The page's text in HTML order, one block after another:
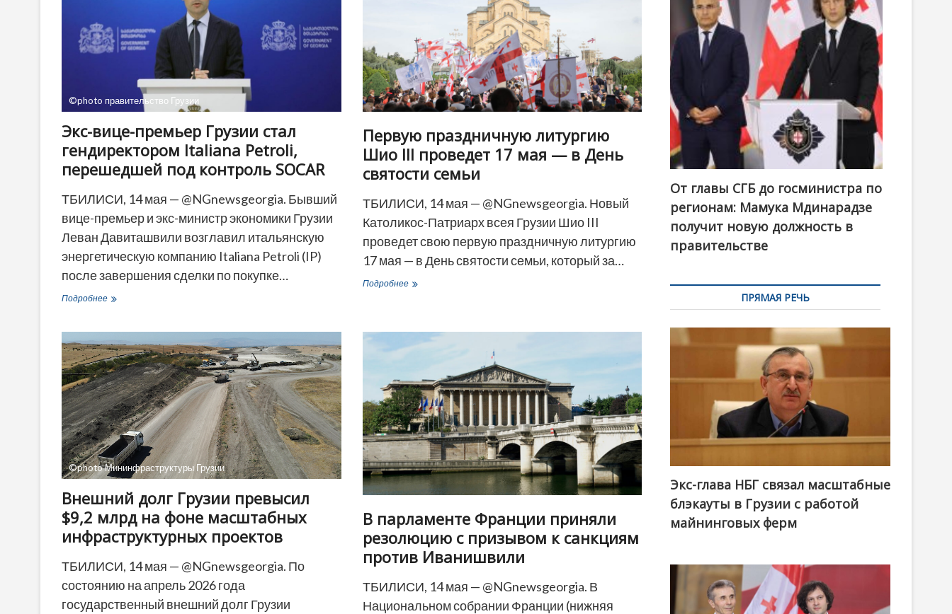
o
©photo правительство Грузии
Экс-вице-премьер Грузии стал
гендиректором Italiana Petroli,
перешедшей под контроль SOCAR
ТБИЛИСИ, 14 мая — @NGnewsgeorgia. Бывший
вице-премьер и экс-министр экономики Грузии
Леван Давиташвили возглавил итальянскую
энергетическую компанию Italiana Petroli (IP)
после завершения сделки по покупке…
ПодробнееЭкс-
стал
гендиректором
Italiana
Petroli,
перешедшей
под
контроль
SOCAR
Первую праздничную литургию
Шио III проведет 17 мая — в День
святости семьи
ТБИЛИСИ, 14 мая — @NGnewsgeorgia. Новый
Католикос-Патриарх всея Грузии Шио III
проведет свою первую праздничную литургию
17 мая — в День святости семьи, который за…
ПодробнееПервую
III
проведет
—
в
День
святости
семьи
©photo Мининфраструктуры Грузии
Внешний долг Грузии превысил
$9,2 млрд на фоне масштабных
инфраструктурных проектов
ТБИЛИСИ, 14 мая — @NGnewsgeorgia. По
состоянию на апрель 2026 года
государственный внешний долг Грузии
В парламенте Франции приняли
резолюцию с призывом к санкциям
против Иванишвили
ТБИЛИСИ, 14 мая — @NGnewsgeorgia. В
Национальном собрании Франции (нижняя
От главы СГБ до госминистра по
регионам: Мамука Мдинарадзе
получит новую должность в
правительстве
ПРЯМАЯ РЕЧЬ
Экс-глава НБГ связал масштабные
блэкауты в Грузии с работой
майнинговых ферм